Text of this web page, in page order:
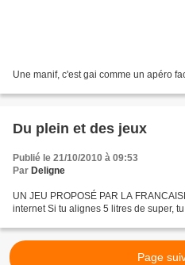
Une manif, c'est gai comme un apéro
Du plein et des jeux
Publié le 21/10/2010 à 09:53
Par Deligne
UN JEU PROPOSÉ PAR LA
internet Si tu alignes 5 litres de super,
Page